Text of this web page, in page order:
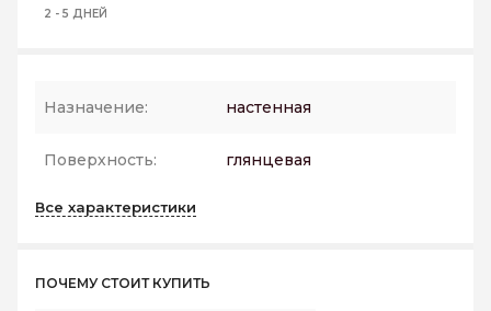
2 - 5 ДНЕЙ
Назначение: настенная
Поверхность: глянцевая
Все характеристики
ПОЧЕМУ СТОИТ КУПИТЬ